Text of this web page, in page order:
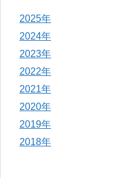
2025年
2024年
2023年
2022年
2021年
2020年
2019年
2018年